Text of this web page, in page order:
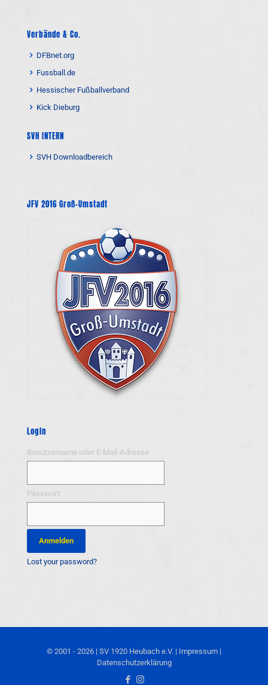
Verbände & Co.
DFBnet.org
Fussball.de
Hessischer Fußballverband
Kick Dieburg
SVH INTERN
SVH Downloadbereich
JFV 2016 Groß-Umstadt
Login
Benutzername oder E-Mail-Adresse
Passwort
Lost your password?
© 2001 - 2026 | SV 1920 Heubach e.V. | Impressum |
Datenschutzerklärung